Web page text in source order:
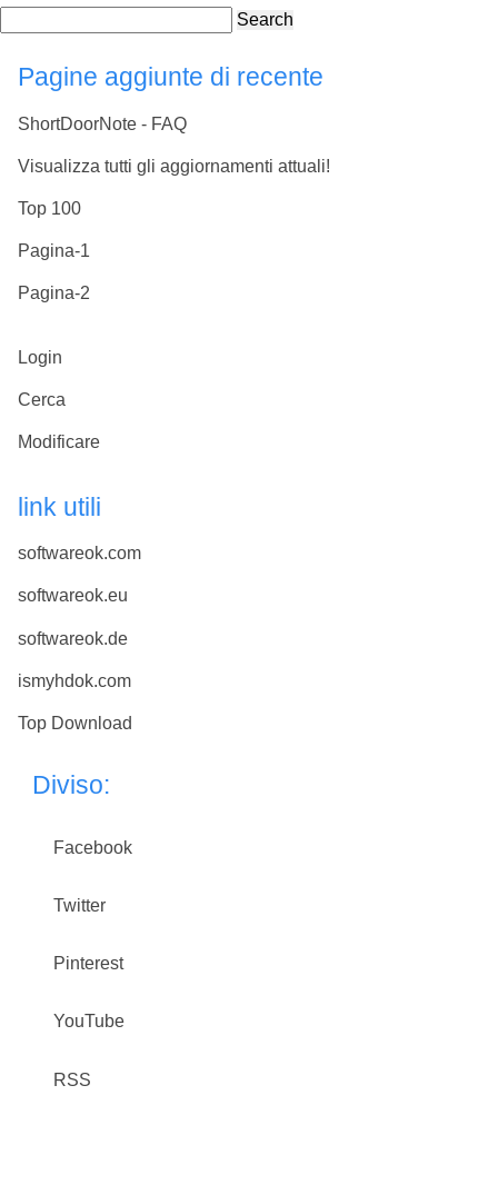
Search
Pagine aggiunte di recente
ShortDoorNote - FAQ
Visualizza tutti gli aggiornamenti attuali!
Top 100
Pagina-1
Pagina-2
Login
Cerca
Modificare
link utili
softwareok.com
softwareok.eu
softwareok.de
ismyhdok.com
Top Download
Diviso:
Facebook
Twitter
Pinterest
YouTube
RSS